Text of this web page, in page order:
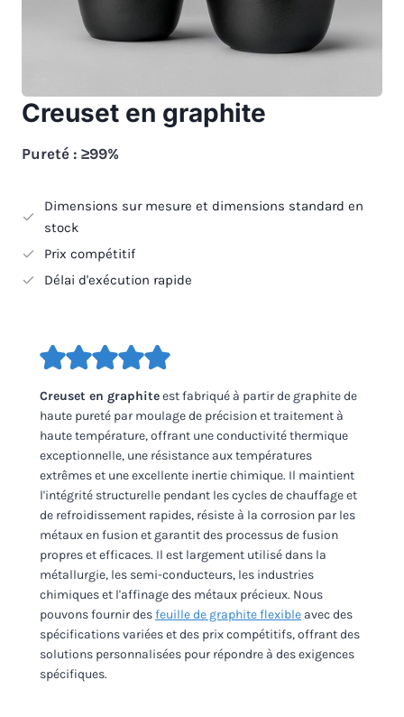
Creuset en graphite
Pureté : ≥99%
Dimensions sur mesure et dimensions standard en
stock
Prix compétitif
Délai d'exécution rapide
Creuset en graphiteest fabriqué à partir de graphite de
haute pureté par moulage de précision et traitement à
haute température, offrant une conductivité thermique
exceptionnelle, une résistance aux températures
extrêmes et une excellente inertie chimique. Il maintient
l'intégrité structurelle pendant les cycles de chauffage et
de refroidissement rapides, résiste à la corrosion par les
métaux en fusion et garantit des processus de fusion
propres et efficaces. Il est largement utilisé dans la
métallurgie, les semi-conducteurs, les industries
chimiques et l'affinage des métaux précieux. Nous
pouvons fournir desfeuille de graphite flexible avec des
spécifications variées et des prix compétitifs, offrant des
solutions personnalisées pour répondre à des exigences
spécifiques.